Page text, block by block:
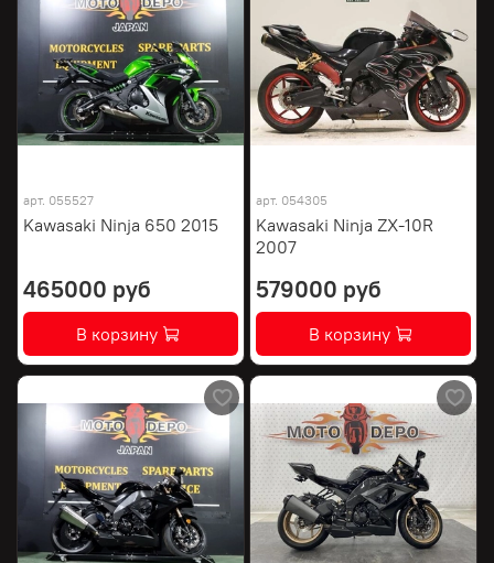
арт. 055527
Kawasaki Ninja 650 2015
465000 руб
В корзину
арт. 054305
Kawasaki Ninja ZX-10R
2007
579000 руб
В корзину